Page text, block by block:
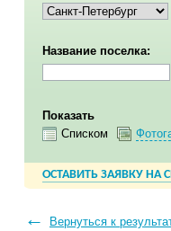
Название поселка:
Показать
Списком
ОСТАВИТЬ ЗАЯВКУ НА
←
Вернуться к